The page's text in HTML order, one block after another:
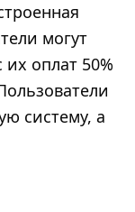
могут
оплат 50%
систему, а